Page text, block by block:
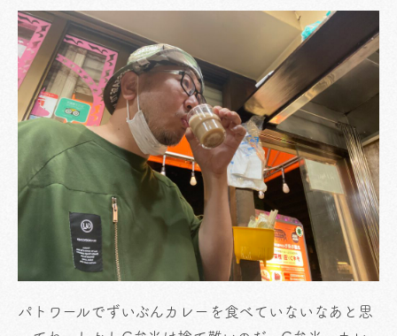
パトワールでずいぶんカレーを食べていないなあと思